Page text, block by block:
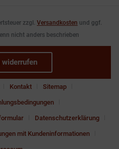
zzgl. Versandkosten und ggf.
nicht anders beschrieben
Kontakt Sitemap
Datenschutzerklärung
mit Kundeninformationen